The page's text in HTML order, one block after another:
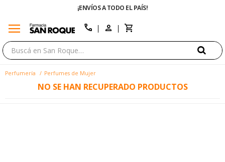
¡ENVÍOS A TODO EL PAÍS!
menu call
Perfumería Perfumes de Mujer
NO SE HAN RECUPERADO PRODUCTOS
close